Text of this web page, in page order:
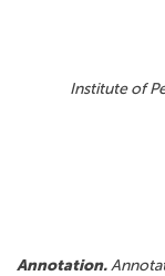
Institute of
Annotation.